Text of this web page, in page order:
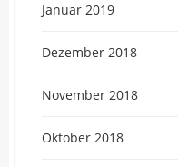
Januar 2019
Dezember 2018
November 2018
Oktober 2018